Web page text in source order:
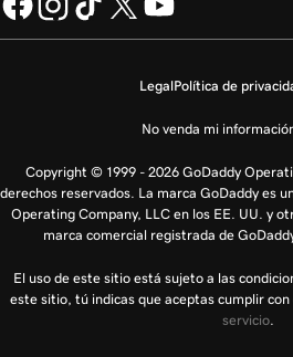
LegalPolítica de
No venda mi
Copyright © 1999 - 2026 GoDaddy
derechos reservados. La marca GoDaddy es
Operating Company, LLC en los EE. UU. y
marca comercial registrada de
El uso de este sitio está sujeto a las
este sitio, tú indicas que aceptas cumplir con
servicio.